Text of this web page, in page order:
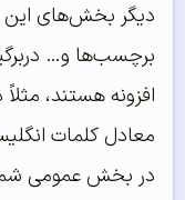
دیگر بخش‌های این
برچسب‌ها و…
افزونه هستند،
معادل کلمات
در بخش عمومی